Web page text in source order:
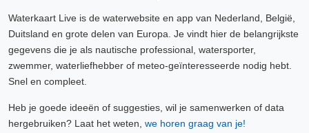
Waterkaart Live is de waterwebsite en app van Nederland, België,
Duitsland en grote delen van Europa. Je vindt hier de belangrijkste
gegevens die je als nautische professional, watersporter,
zwemmer, waterliefhebber of meteo-geïnteresseerde nodig hebt.
Snel en compleet.
Heb je goede ideeën of suggesties, wil je samenwerken of data
hergebruiken? Laat het weten, we horen graag van je!